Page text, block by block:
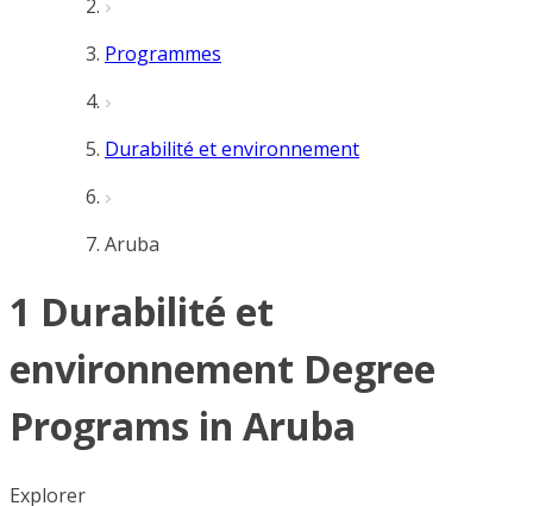
Programmes
Durabilité et environnement
Aruba
1 Durabilité et
environnement Degree
Programs in Aruba
Explorer